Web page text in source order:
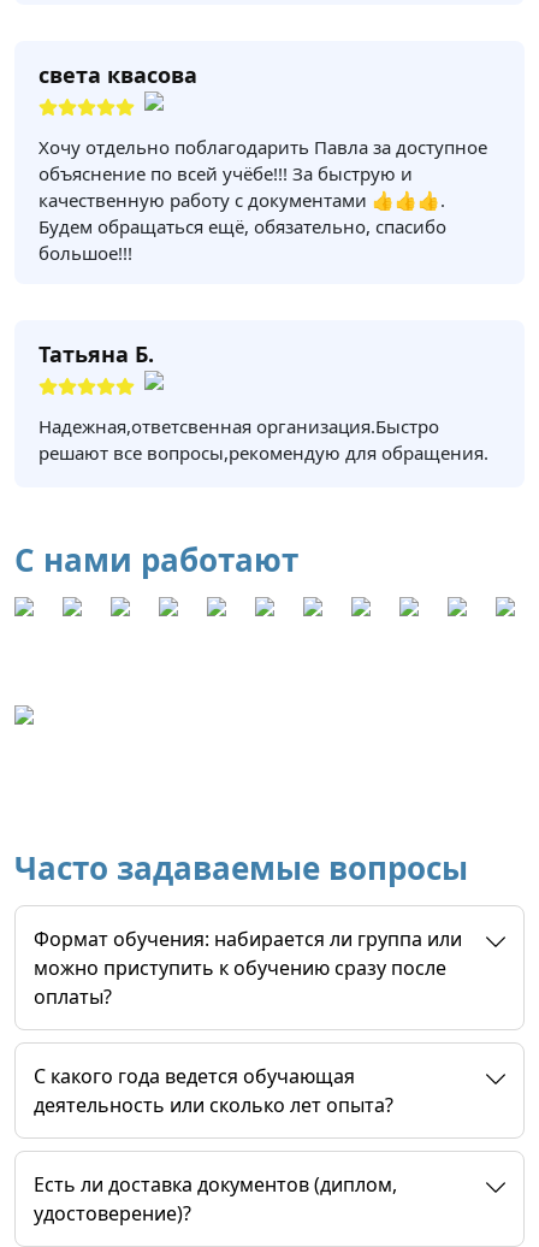
света квасова
Хочу отдельно поблагодарить Павла за доступное
объяснение по всей учёбе!!! За быструю и
качественную работу с документами 👍👍👍.
Будем обращаться ещё, обязательно, спасибо
большое!!!
Татьяна Б.
Надежная,ответсвенная организация.Быстро
решают все вопросы,рекомендую для обращения.
С нами работают
Часто задаваемые вопросы
Формат обучения: набирается ли группа или
можно приступить к обучению сразу после
оплаты?
C какого года ведется обучающая
деятельность или сколько лет опыта?
Есть ли доставка документов (диплом,
удостоверение)?